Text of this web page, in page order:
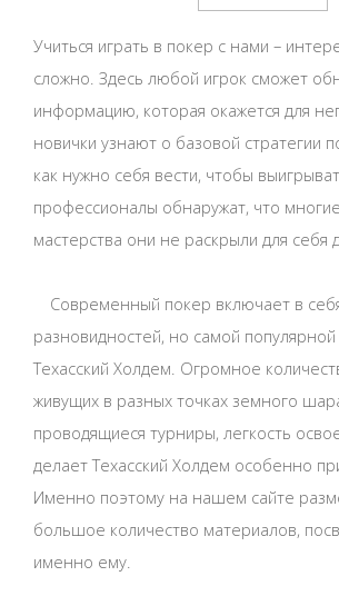
Учиться играть в покер с нами –
сложно. Здесь любой игрок сможет
информацию, которая окажется для
новички узнают о базовой стратегии
как нужно себя вести, чтобы
профессионалы обнаружат, что
мастерства они не раскрыли для себя
Современный покер включает в
разновидностей, но самой популярной
Техасский Холдем. Огромное
живущих в разных точках земного
проводящиеся турниры, легкость
делает Техасский Холдем особенно
Именно поэтому на нашем сайте
большое количество материалов,
именно ему.